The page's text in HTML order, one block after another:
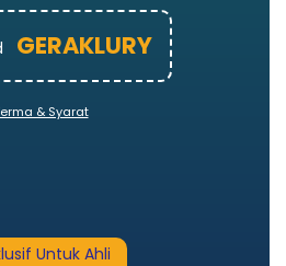
GERAKLURY
& Syarat
Untuk Ahli